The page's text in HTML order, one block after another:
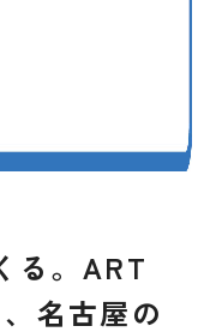
る。ART
名古屋の